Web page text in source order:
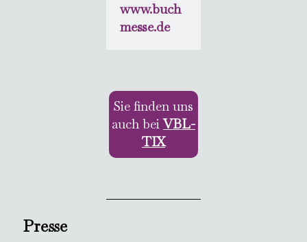
www.buch
messe.de
Sie finden uns
auch beiVBL-
TIX
Presse